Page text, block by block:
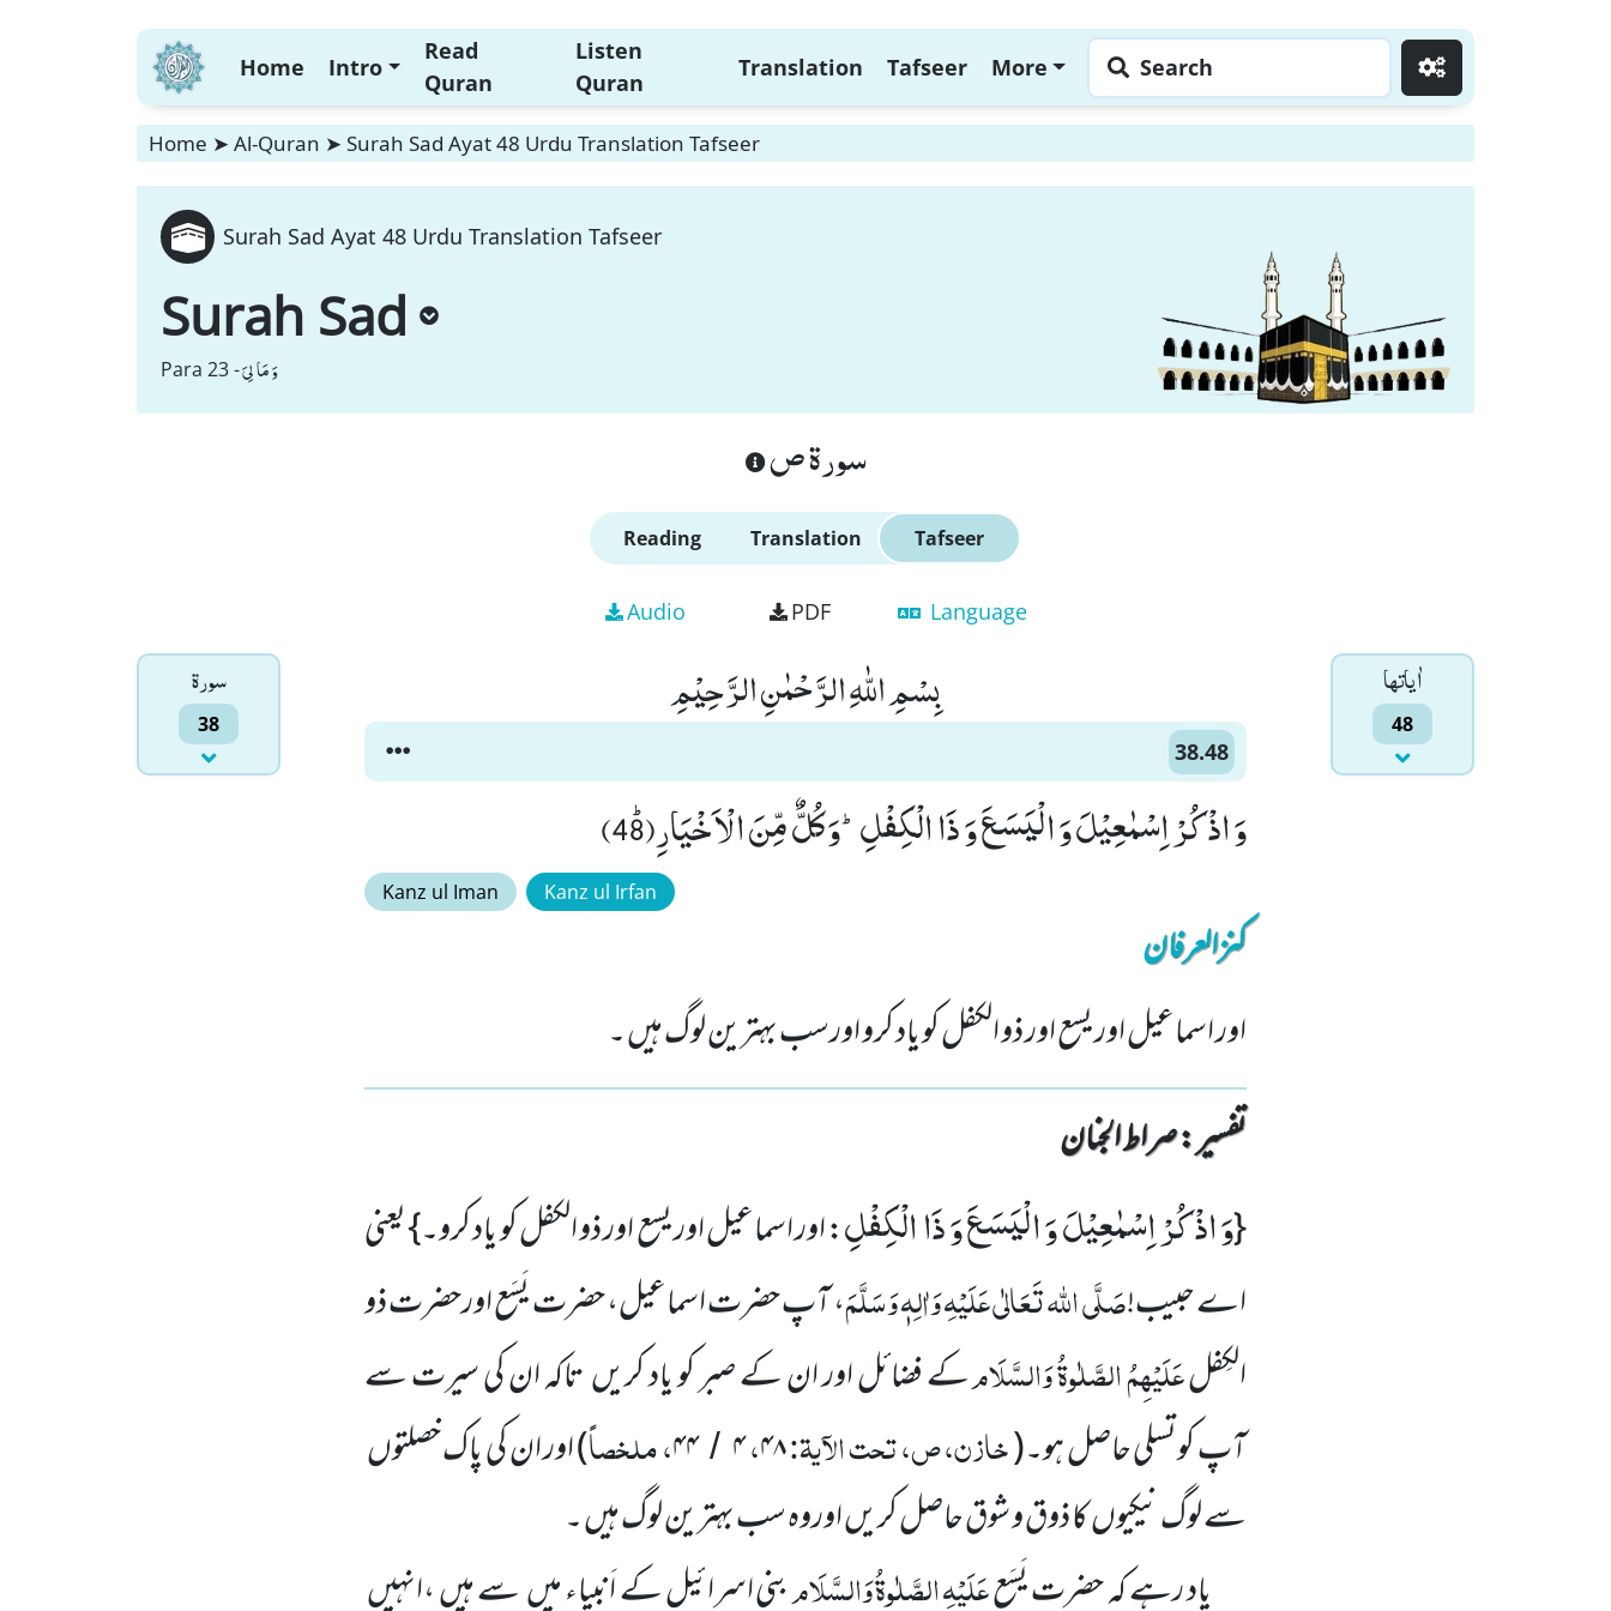
Home Intro
Read
Quran
Listen
Quran
Translation Tafseer More Search
Home ➤ Al-Quran ➤ Surah Sad Ayat 48 Urdu Translation Tafseer
Surah Sad Ayat 48 Urdu Translation Tafseer
Surah Sad
Para 23 -وَ مَا لِیَ
سورة ص
Reading Translation Tafseer
Audio PDF Language
سورۃ
38
اٰياتها
48
بِسْمِ اللّٰهِ الرَّحْمٰنِ الرَّحِیْمِ
38.48
وَ اذْكُرْ اِسْمٰعِیْلَ وَ الْیَسَعَ وَ ذَا الْكِفْلِؕ-وَ كُلٌّ مِّنَ الْاَخْیَارِﭤ(48)
Kanz ul Iman Kanz ul Irfan
کنزالعرفان
اور اسماعیل اور یسع اور ذو الکفل کو یاد کرو اورسب بہترین لوگ ہیں ۔
تفسیر : ‎صراط الجنان
{وَ اذْكُرْ اِسْمٰعِیْلَ وَ الْیَسَعَ وَ ذَا الْكِفْلِ: اور اسماعیل اور یسع اور ذو الکفل کو یاد کرو۔} یعنی
اے حبیب!صَلَّی اللہ تَعَالٰی عَلَیْہِ وَاٰلِہٖ وَسَلَّمَ، آپ حضرت اسماعیل، حضرت یَسَع اورحضرت ذو
الکِفلعَلَیْہِمُ الصَّلٰوۃُ وَالسَّلَامکے فضائل اور ان کے صبر کو یاد کریں تاکہ ان کی سیرت سے
آپ کوتسلی حاصل ہو۔(خازن، ص، تحت الآیۃ:۴۸،۴ /۴۴، ملخصاً)اور ان کی پاک خصلتوں
سے لوگ نیکیوں کا ذوق و شوق حاصل کریں اوروہ سب بہترین لوگ ہیں ۔
یاد رہے کہ حضرت یَسَععَلَیْہِالصَّلٰوۃُوَالسَّلَامبنی اسرائیل کے اَنبیاء میں سے ہیں ،انہیں